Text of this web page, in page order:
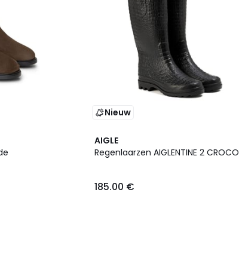
Nieuw
AIGLE
Regenlaarzen AIGLENTINE 2 CROCO
185.00 €